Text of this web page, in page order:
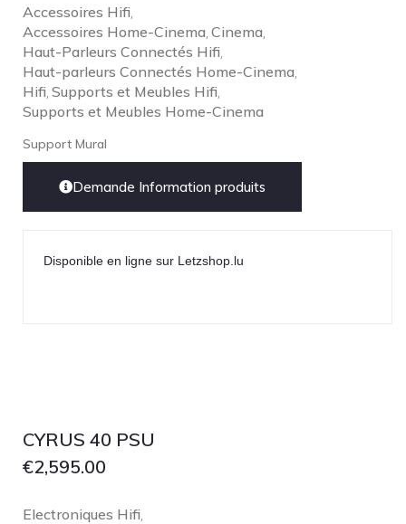
Accessoires Hifi
Accessoires Home-Cinema Cinema
Haut-Parleurs Connectés Hifi
Haut-parleurs Connectés Home-Cinema
Hifi Supports et Meubles Hifi
Supports et Meubles Home-Cinema
Support Mural
Demande Information produits
Disponible en ligne sur Letzshop.lu
CYRUS 40 PSU
€2,595.00
Electroniques Hifi